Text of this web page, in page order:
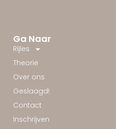
Ga Naar
Rijles
Theorie
Over ons
Geslaagd!
Contact
Inschrijven